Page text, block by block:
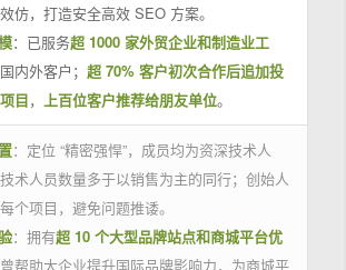
仿，打造安全高效 SEO 方案。
：已服务超 1000 家外贸企业和制造业工
内外客户； 超 70% 客户初次合作后追加投
目， 上百位客户推荐给朋友单位。
：定位 “精密强悍”，成员均为资深技术人
术人员数量多于以销售为主的同行；创始人
个项目，避免问题推诿。
：拥有超 10 个大型品牌站点和商城平台优
帮助大企业提升国际品牌影响力，为商城平